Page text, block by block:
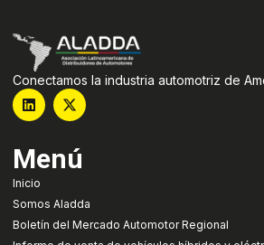
Conectamos la industria automotriz de
Menú
Inicio
Somos Aladda
Boletín del Mercado Automotor Regional